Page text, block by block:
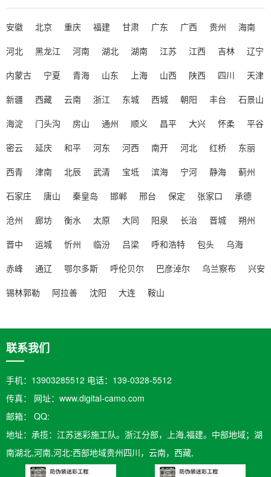
安徽 北京 重庆 福建 甘肃 广东 广西 贵州
海南
河北
黑龙江 河南 湖北 湖南 江苏 江西 吉林
辽宁
内蒙古
宁夏 青海 山东 上海 山西 陕西 四川
天津
新疆
西藏 云南 浙江 东城 西城 朝阳 丰台
石景山
海淀
门头沟 房山 通州 顺义 昌平 大兴 怀柔
平谷
密云
延庆 和平 河东 河西 南开 河北 红桥
东丽
西青
津南 北辰 武清 宝坻 滨海 宁河 静海
蓟州
石家庄
唐山 秦皇岛 邯郸 邢台 保定 张家口
承德
沧州
廊坊 衡水 太原 大同 阳泉 长治 晋城
朔州
晋中
运城 忻州 临汾 吕梁 呼和浩特 包头
乌海
赤峰
通辽 鄂尔多斯 呼伦贝尔 巴彦淖尔 乌兰察布
兴安
锡林郭勒
阿拉善 沈阳 大连 鞍山
联系我们
手机：13903285512 电话：139-0328-5512
传真： 网址：www.digital-camo.com
邮箱：​ QQ:
地址：承揽：江苏迷彩施工队。浙江分部，上海,福建。中部地域；湖
南湖北,河南,河北:西部地域贵州四川，云南，西藏,